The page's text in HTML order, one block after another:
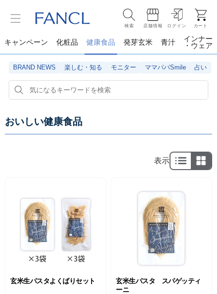
検索 店舗情報 ログイン カート
キャンペーン 化粧品 健康食品 発芽玄米 青汁
インナー
・ウェア
BRAND NEWS 楽しむ・知る モニター ママパパSmile 占い
おいしい健康食品
表示
玄米生パスタよくばりセット
玄米生パスタ スパゲッティ
ーニ